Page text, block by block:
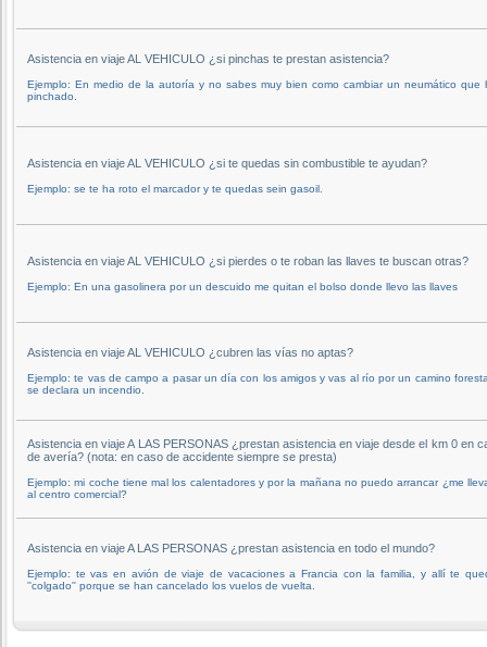
Asistencia en viaje AL VEHICULO ¿si pinchas te prestan asistencia?
Ejemplo: En medio de la autoría y no sabes muy bien como cambiar un neumático que
pinchado.
Asistencia en viaje AL VEHICULO ¿si te quedas sin combustible te ayudan?
Ejemplo: se te ha roto el marcador y te quedas sein gasoil.
Asistencia en viaje AL VEHICULO ¿si pierdes o te roban las llaves te buscan otras?
Ejemplo: En una gasolinera por un descuido me quitan el bolso donde llevo las llaves
Asistencia en viaje AL VEHICULO ¿cubren las vías no aptas?
Ejemplo: te vas de campo a pasar un día con los amigos y vas al río por un camino
se declara un incendio.
Asistencia en viaje A LAS PERSONAS ¿prestan asistencia en viaje desde el km 0 en
de avería? (nota: en caso de accidente siempre se presta)
Ejemplo: mi coche tiene mal los calentadores y por la mañana no puedo arrancar ¿me
al centro comercial?
Asistencia en viaje A LAS PERSONAS ¿prestan asistencia en todo el mundo?
Ejemplo: te vas en avión de viaje de vacaciones a Francia con la familia, y allí te
''colgado'' porque se han cancelado los vuelos de vuelta.